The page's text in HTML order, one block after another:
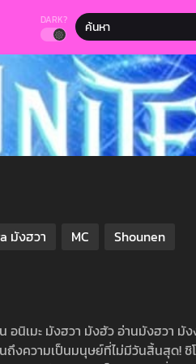
DARK?
มังฮวา MC
Shounen
อนิเมะ มังฮวา มังฮัว อ่านมังฮวา มัง
งความเป็นมนุษย์ที่ไม่มีวันสิ้นสุด! ชิโ